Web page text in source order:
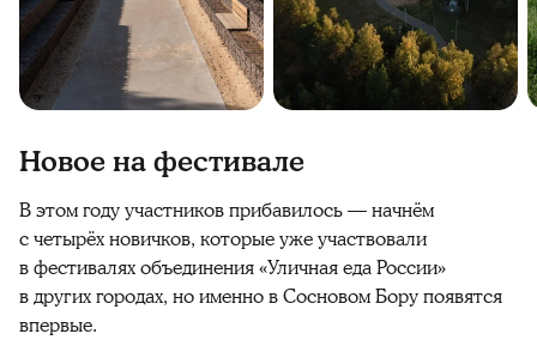
Новое на фестивале
В этом году участников прибавилось — начнём
с четырёх новичков, которые уже участвовали
в фестивалях объединения «Уличная еда России»
в других городах, но именно в Сосновом Бору появятся
впервые.